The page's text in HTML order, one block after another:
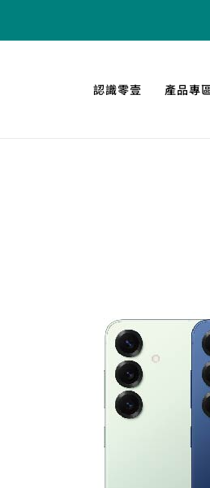
認識零壹 產品專